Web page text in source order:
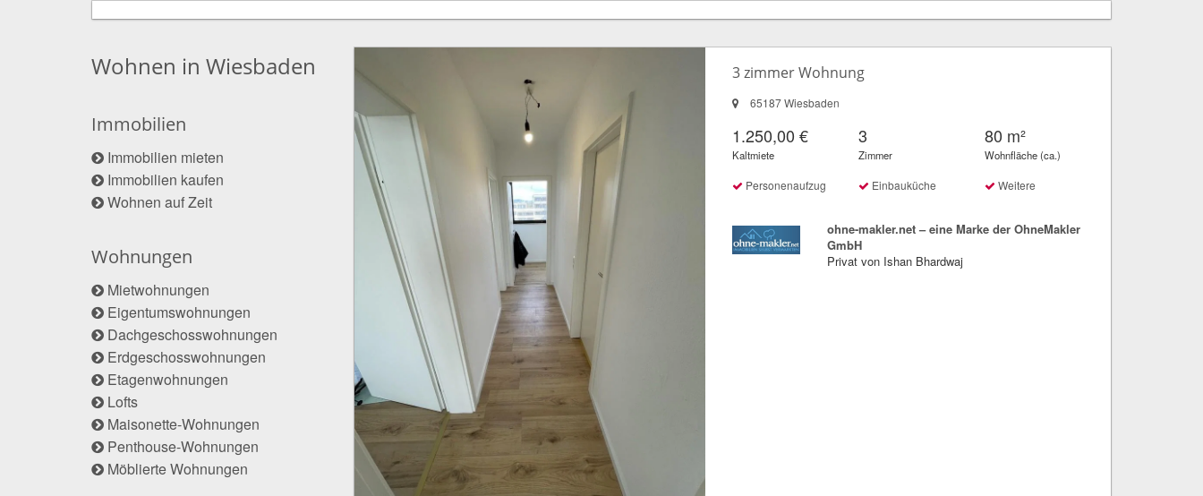
Wohnen in Wiesbaden
Immobilien
Immobilien mieten
Immobilien kaufen
Wohnen auf Zeit
Wohnungen
Mietwohnungen
Eigentumswohnungen
Dachgeschosswohnungen
Erdgeschosswohnungen
Etagenwohnungen
Lofts
Maisonette-Wohnungen
Penthouse-Wohnungen
Möblierte Wohnungen
3 zimmer Wohnung
65187 Wiesbaden
1.250,00 €
Kaltmiete
3
Zimmer
80 m²
Wohnfläche (ca.)
Personenaufzug Einbauküche Weitere
ohne-makler.net – eine Marke der OhneMakler
GmbH
Privat von Ishan Bhardwaj